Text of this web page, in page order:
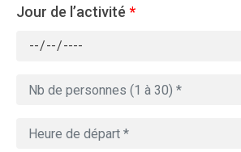
Jour de l’activité *